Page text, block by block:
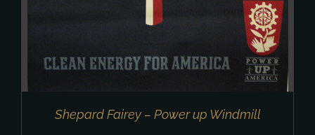
Shepard Fairey – Power up Windmill